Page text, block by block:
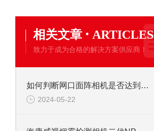
相关文章 · ARTICLES
致力于成为合格的解决方案供应商！
如何判断网口面阵相机是否达到标称性能参数
2024-05-22